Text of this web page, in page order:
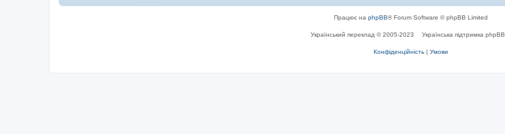
Працює на phpBB® Forum Software © phpBB Limited
Український переклад © 2005-2023 Українська підтримка phpBB
Конфіденційність | Умови